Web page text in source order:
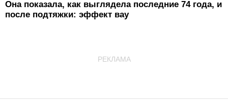
Она показала, как выглядела последние 74 года, и
после подтяжки: эффект вау
РЕКЛАМА